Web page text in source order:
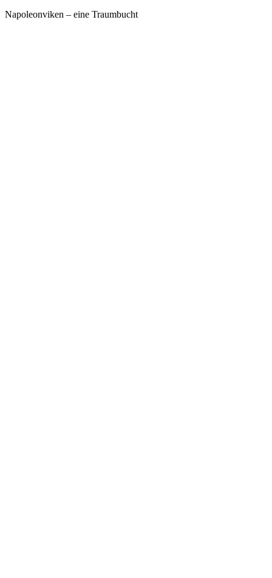
Napoleonviken – eine Traumbucht